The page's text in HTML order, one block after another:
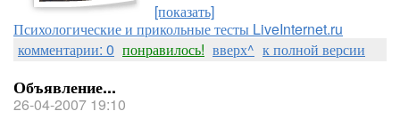
[показать]
Психологические и прикольные тесты LiveInternet.ru
комментарии: 0 понравилось! вверх^ к полной версии
Объявление...
26-04-2007 19:10